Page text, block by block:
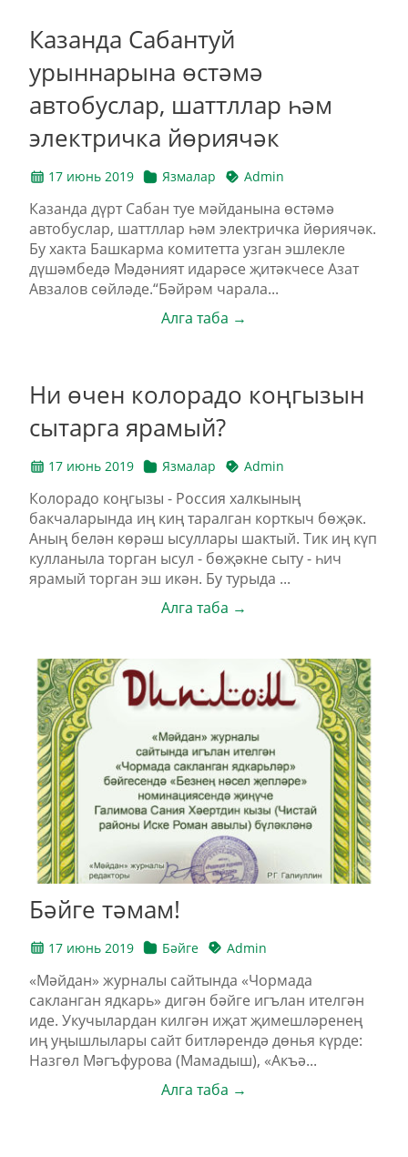
Казанда Сабантуй
урыннарына өстәмә
автобуслар, шаттллар һәм
электричка йөриячәк
17 июнь 2019 Язмалар Admin
Казанда дүрт Сабан туе мәйданына өстәмә
автобуслар, шаттллар һәм электричка йөриячәк.
Бу хакта Башкарма комитетта узган эшлекле
дүшәмбедә Мәдәният идарәсе җитәкчесе Азат
Авзалов сөйләде.“Бәйрәм чарала...
Алга таба →
Ни өчен колорадо коңгызын
сытарга ярамый?
17 июнь 2019 Язмалар Admin
Колорадо коңгызы - Россия халкының
бакчаларында иң киң таралган корткыч бөҗәк.
Аның белән көрәш ысуллары шактый. Тик иң күп
кулланыла торган ысул - бөҗәкне сыту - һич
ярамый торган эш икән. Бу турыда ...
Алга таба →
Бәйге тәмам!
17 июнь 2019 Бәйге Admin
«Мәйдан» журналы сайтында «Чормада
сакланган ядкарь» дигән бәйге игълан ителгән
иде. Укучылардан килгән иҗат җимешләренең
иң уңышлылары сайт битләрендә дөнья күрде:
Назгөл Мәгъфурова (Мамадыш), «Акъә...
Алга таба →